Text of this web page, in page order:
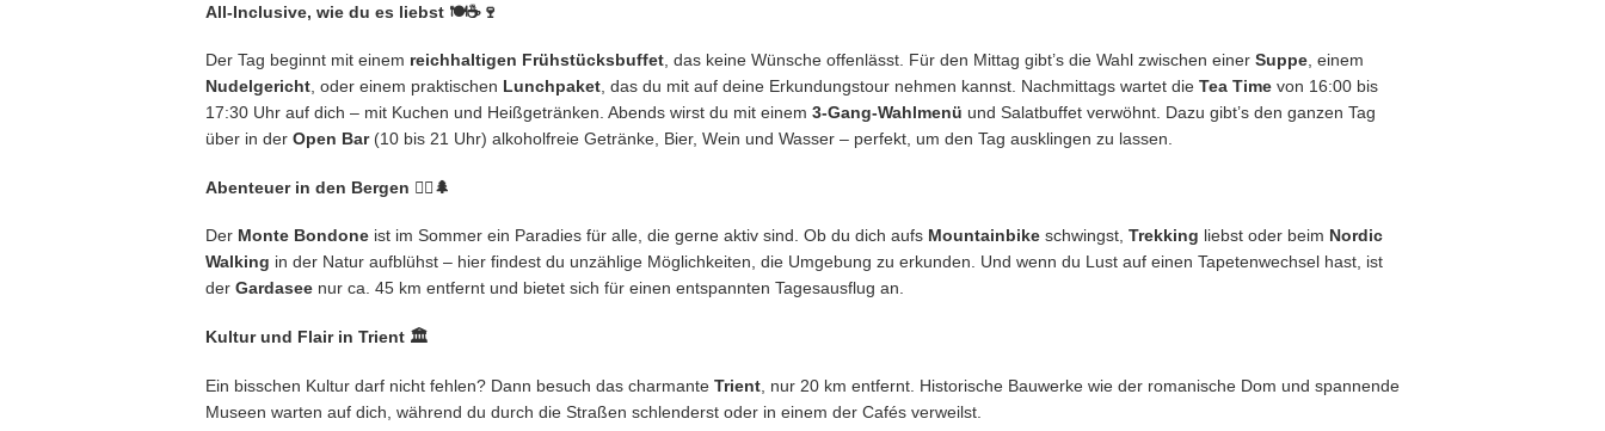
All-Inclusive, wie du es liebst 🍽️☕🍷
Der Tag beginnt mit einem reichhaltigen Frühstücksbuffet, das keine Wünsche offenlässt. Für den Mittag gibt’s die Wahl zwischen einer Suppe, einem
Nudelgericht, oder einem praktischen Lunchpaket, das du mit auf deine Erkundungstour nehmen kannst. Nachmittags wartet die Tea Time von 16:00 bis
17:30 Uhr auf dich – mit Kuchen und Heißgetränken. Abends wirst du mit einem 3-Gang-Wahlmenü und Salatbuffet verwöhnt. Dazu gibt’s den ganzen Tag
über in der Open Bar(10 bis 21 Uhr) alkoholfreie Getränke, Bier, Wein und Wasser – perfekt, um den Tag ausklingen zu lassen.
Abenteuer in den Bergen 🚵‍♂️🌲
Der Monte Bondone ist im Sommer ein Paradies für alle, die gerne aktiv sind. Ob du dich aufs Mountainbike schwingst, Trekking liebst oder beim Nordic
Walking in der Natur aufblühst – hier findest du unzählige Möglichkeiten, die Umgebung zu erkunden. Und wenn du Lust auf einen Tapetenwechsel hast, ist
der Gardasee nur ca. 45 km entfernt und bietet sich für einen entspannten Tagesausflug an.
Kultur und Flair in Trient 🏛️
Ein bisschen Kultur darf nicht fehlen? Dann besuch das charmante Trient , nur 20 km entfernt. Historische Bauwerke wie der romanische Dom und spannende
Museen warten auf dich, während du durch die Straßen schlenderst oder in einem der Cafés verweilst.